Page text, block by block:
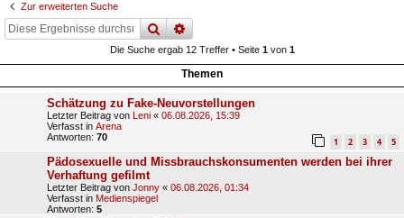
Zur erweiterten Suche
sucheerweiterte
Die Suche ergab 12 Treffer • Seite 1von 1
Themen
Schätzung zu Fake-Neuvorstellungen
Letzter Beitrag von Leni « 06.08.2026, 15:39
Verfasst in Arena
Antworten: 70 1 2 3 4 5
Pädosexuelle und Missbrauchskonsumenten werden bei ihrer
Verhaftung gefilmt
Letzter Beitrag von Jonny « 06.08.2026, 01:34
Verfasst in Medienspiegel
Antworten: 5